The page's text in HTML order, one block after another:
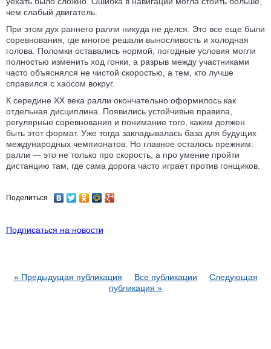
чем слабый двигатель.
При этом дух раннего ралли никуда не делся. Это все еще были
соревнования, где многое решали выносливость и холодная
голова. Поломки оставались нормой, погодные условия могли
полностью изменить ход гонки, а разрыв между участниками
часто объяснялся не чистой скоростью, а тем, кто лучше
справился с хаосом вокруг.
К середине XX века ралли окончательно оформилось как
отдельная дисциплина. Появились устойчивые правила,
регулярные соревнования и понимание того, каким должен
быть этот формат. Уже тогда закладывалась база для будущих
международных чемпионатов. Но главное осталось прежним:
ралли — это не только про скорость, а про умение пройти
дистанцию там, где сама дорога часто играет против гонщиков.
Поделиться
Подписаться на новости
« Предыдущая публикация Все публикации
Следующая
публикация »